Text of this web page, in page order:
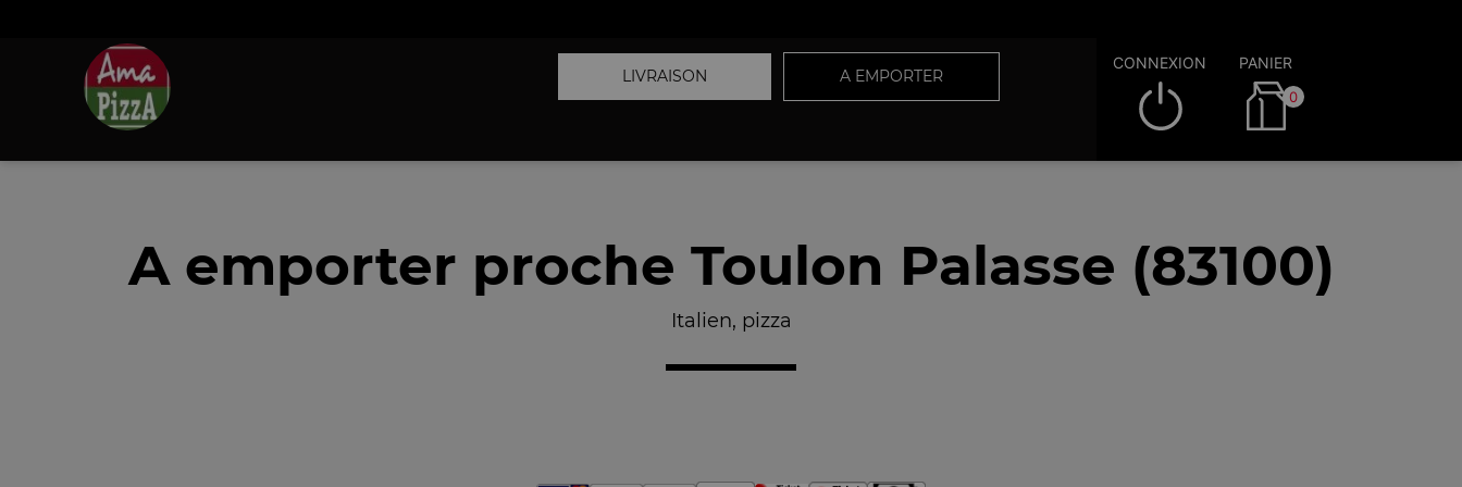
LIVRAISON A EMPORTER
CONNEXION PANIER
0
A emporter proche Toulon Palasse (83100)
Italien, pizza